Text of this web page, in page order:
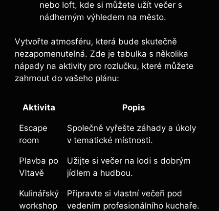
nebo loft, kde si můžete užít večer s
nádherným výhledem na město.
Vytvořte atmosféru, která bude skutečně
nezapomenutelná. ⁤Zde je tabulka s několika⁤
nápady na aktivity pro rozlučku, ‍které můžete⁢
zahrnout do vašeho plánu:
Aktivita Popis
Escape
room
Společně vyřešte záhady a úkoly
v tematické místnosti.
Plavba po
Vltavě
Užijte si ‍večer na lodi s ⁤dobrým
jídlem a hudbou.
Kulinářský
workshop
Připravte si vlastní večeři pod
vedením profesionálního kuchaře.